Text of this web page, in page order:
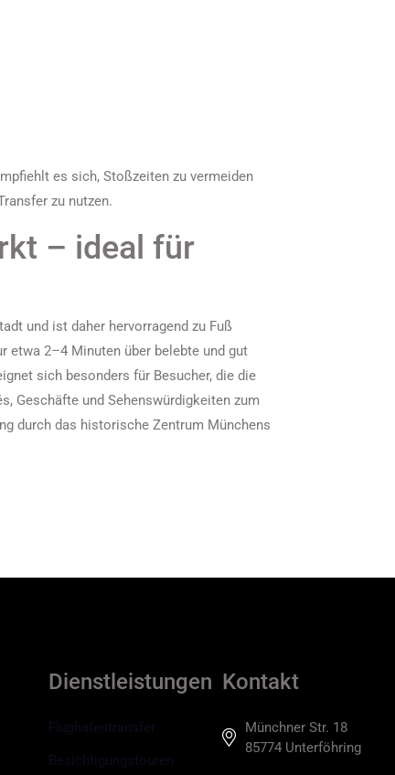
es sich, Stoßzeiten zu vermeiden
zu nutzen.
– ideal für
und ist daher hervorragend zu Fuß
etwa 2–4 Minuten über belebte und gut
sich besonders für Besucher, die die
Geschäfte und Sehenswürdigkeiten zum
durch das historische Zentrum Münchens
Dienstleistungen
Flughafentransfer
Besichtigungstouren
Kontakt
Münchner Str. 18
85774 Unterföhring